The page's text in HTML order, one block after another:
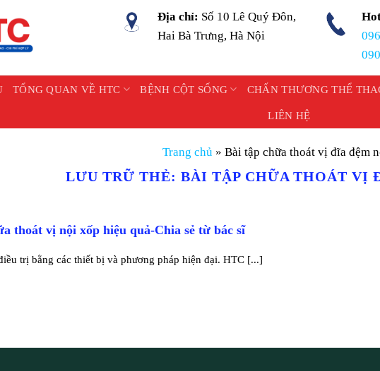
Địa chỉ: Số 10 Lê Quý Đôn,
Hai Bà Trưng, Hà Nội
TỔNG QUAN VỀ HTC BỆNH CỘT SỐNG CHẤN THƯƠNG THỂ
LIÊN HỆ
Trang chủ » Bài tập chữa thoát vị đĩa đệm
LƯU TRỮ THẺ: BÀI TẬP CHỮA THOÁT VỊ
thoát vị nội xốp hiệu quả-Chia sẻ từ bác sĩ
trị bằng các thiết bị và phương pháp hiện đại. HTC [...]